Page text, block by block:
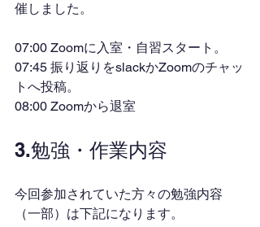
催しました。
07:00 Zoomに入室・自習スタート。
07:45 振り返りをslackかZoomのチャッ
トへ投稿。
08:00 Zoomから退室
3.勉強・作業内容
今回参加されていた方々の勉強内容
（一部）は下記になります。